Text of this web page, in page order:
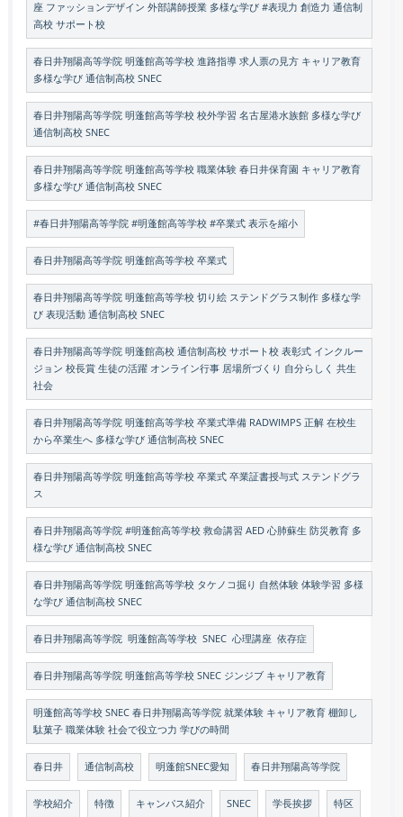
座 ファッションデザイン 外部講師授業 多様な学び #表現力 創造力 通信制
高校 サポート校
春日井翔陽高等学院 明蓬館高等学校 進路指導 求人票の見方 キャリア教育
多様な学び 通信制高校 SNEC
春日井翔陽高等学院 明蓬館高等学校 校外学習 名古屋港水族館 多様な学び
通信制高校 SNEC
春日井翔陽高等学院 明蓬館高等学校 職業体験 春日井保育園 キャリア教育
多様な学び 通信制高校 SNEC
#春日井翔陽高等学院 #明蓬館高等学校 #卒業式 表示を縮小
春日井翔陽高等学院 明蓬館高等学校 卒業式
春日井翔陽高等学院 明蓬館高等学校 切り絵 ステンドグラス制作 多様な学
び 表現活動 通信制高校 SNEC
春日井翔陽高等学院 明蓬館高校 通信制高校 サポート校 表彰式 インクルー
ジョン 校長賞 生徒の活躍 オンライン行事 居場所づくり 自分らしく 共生
社会
春日井翔陽高等学院 明蓬館高等学校 卒業式準備 RADWIMPS 正解 在校生
から卒業生へ 多様な学び 通信制高校 SNEC
春日井翔陽高等学院 明蓬館高等学校 卒業式 卒業証書授与式 ステンドグラ
ス
春日井翔陽高等学院 #明蓬館高等学校 救命講習 AED 心肺蘇生 防災教育 多
様な学び 通信制高校 SNEC
春日井翔陽高等学院 明蓬館高等学校 タケノコ掘り 自然体験 体験学習 多様
な学び 通信制高校 SNEC
春日井翔陽高等学院 明蓬館高等学校 SNEC 心理講座 依存症
春日井翔陽高等学院 明蓬館高等学校 SNEC ジンジブ キャリア教育
明蓬館高等学校 SNEC 春日井翔陽高等学院 就業体験 キャリア教育 棚卸し
駄菓子 職業体験 社会で役立つ力 学びの時間
春日井 通信制高校 明蓬館SNEC愛知 春日井翔陽高等学院
学校紹介 特徴 キャンパス紹介 SNEC 学長挨拶 特区